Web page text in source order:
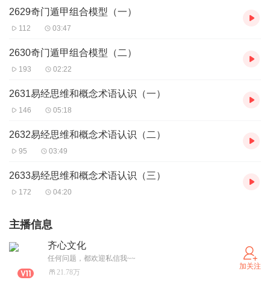
2629奇门遁甲组合模型（一）
112 03:47
2630奇门遁甲组合模型（二）
193 02:22
2631易经思维和概念术语认识（一）
146 05:18
2632易经思维和概念术语认识（二）
95 03:49
2633易经思维和概念术语认识（三）
172 04:20
主播信息
齐心文化
任何问题，都欢迎私信我~~
21.78万
加关注